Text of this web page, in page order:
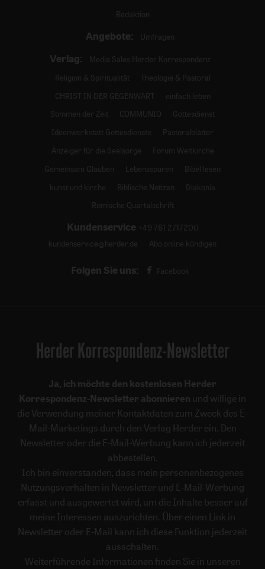
Redaktion
Angebote: Umfragen
Verlag:
Media Sales Herder Korrespondenz
Religion & Spiritualität
Theologie & Pastoral
CHRIST IN DER GEGENWART
einfach leben
Stimmen der Zeit
COMMUNIO
Gottesdienst
Ideenwerkstatt Gottesdienste
Pastoralblätter
Anzeiger für die Seelsorge
Forum Weltkirche
Gemeinsam Glauben
Lebensspuren
Bibel lesen
kunst und kirche
Biblische Notizen
Diakonia
Römische Quartalschrift
Kundenservice +49 761 2717200
kundenservice@herder.de
Abo online kündigen
Folgen Sie uns: Facebook
Herder Korrespondenz-Newsletter
Ja, ich möchte den kostenlosen Herder
Korrespondenz-Newsletter abonnieren und willige in
die Verwendung meiner Kontaktdaten zum Zweck des E-
Mail-Marketings durch den Verlag Herder ein. Den
Newsletter oder die E-Mail-Werbung kann ich jederzeit
abbestellen.
Ich bin einverstanden, dass mein personenbezogenes
Nutzungsverhalten in Newsletter und E-Mail-Werbung
erfasst und ausgewertet wird, um die Inhalte besser auf
meine Interessen auszurichten. Über einen Link in
Newsletter oder E-Mail kann ich diese Funktion jederzeit
ausschalten.
Weiterführende Informationen finden Sie in unseren